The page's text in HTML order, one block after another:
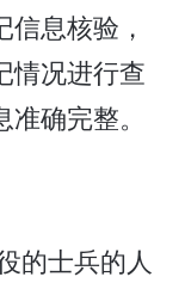
息核验，
情况进行查
确完整。
的士兵的人